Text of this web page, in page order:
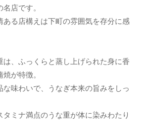
店です。
ある店構えは下町の雰囲気を存分に感
は、ふっくらと蒸し上げられた身に香
が特徴。
な味わいで、うなぎ本来の旨みをしっ
ミナ満点のうな重が体に染みわたり